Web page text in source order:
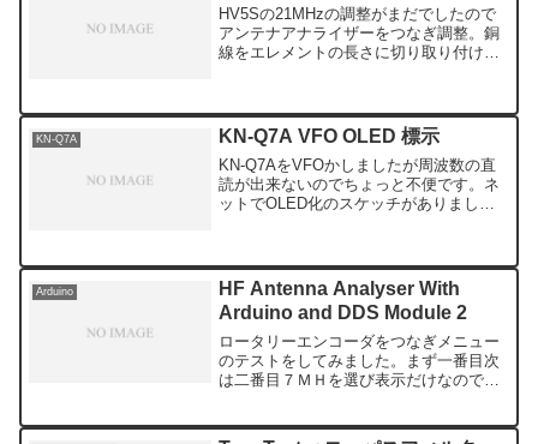
HV5Sの21MHzの調整がまだでしたので
アンテナアナライザーをつなぎ調整。銅
線をエレメントの長さに切り取り付ける
作アンテナアナライザーですが本当に役
に立...
KN-Q7A KN-Q7A VFO OLED 標示
KN-Q7AをVFOかしましたが周波数の直
読が出来ないのでちょっと不便です。ネ
ットでOLED化のスケッチがありました
to the m...
Arduino
HF Antenna Analyser With
Arduino and DDS Module 2
ロータリーエンコーダをつなぎメニュー
のテストをしてみました。まず一番目次
は二番目７ＭＨを選び表示だけなのでデ
ます。あとはDDSとSWR検出部を付けれ